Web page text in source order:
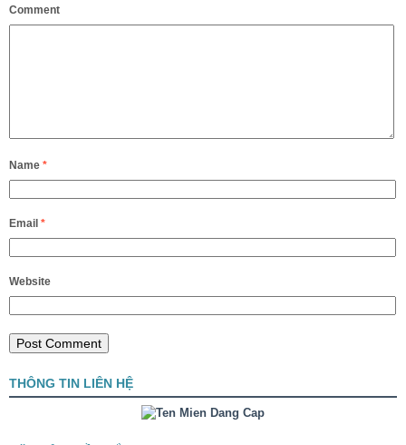
Comment
Name *
Email *
Website
THÔNG TIN LIÊN HỆ